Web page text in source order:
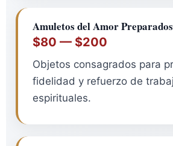
Amuletos del Amor Preparados
$80 — $200
Objetos consagrados para
fidelidad y refuerzo de
espirituales.